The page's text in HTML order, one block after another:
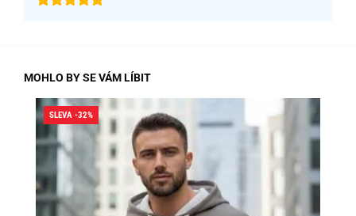
MOHLO BY SE VÁM LÍBIT
SLEVA -32%